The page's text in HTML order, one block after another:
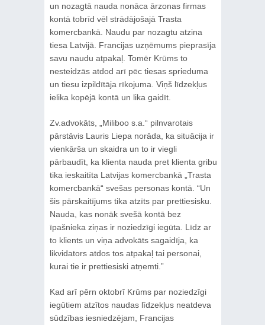
un nozagtā nauda nonāca ārzonas firmas
kontā tobrīd vēl strādājošajā Trasta
komercbankā. Naudu par nozagtu atzina
tiesa Latvijā. Francijas uzņēmums pieprasīja
savu naudu atpakaļ. Tomēr Krūms to
nesteidzās atdod arī pēc tiesas sprieduma
un tiesu izpildītāja rīkojuma. Viņš līdzekļus
ielika kopējā kontā un lika gaidīt.
Zv.advokāts, „Miliboo s.a.“ pilnvarotais
pārstāvis Lauris Liepa norāda, ka situācija ir
vienkārša un skaidra un to ir viegli
pārbaudīt, ka klienta nauda pret klienta gribu
tika ieskaitīta Latvijas komercbankā „Trasta
komercbankā“ svešas personas kontā. “Un
šis pārskaitījums tika atzīts par prettiesisku.
Nauda, kas nonāk svešā kontā bez
īpašnieka ziņas ir noziedzīgi iegūta. Līdz ar
to klients un viņa advokāts sagaidīja, ka
likvidators atdos tos atpakaļ tai personai,
kurai tie ir prettiesiski atņemti.”
Kad arī pērn oktobrī Krūms par noziedzīgi
iegūtiem atzītos naudas līdzekļus neatdeva
sūdzības iesniedzējam, Francijas